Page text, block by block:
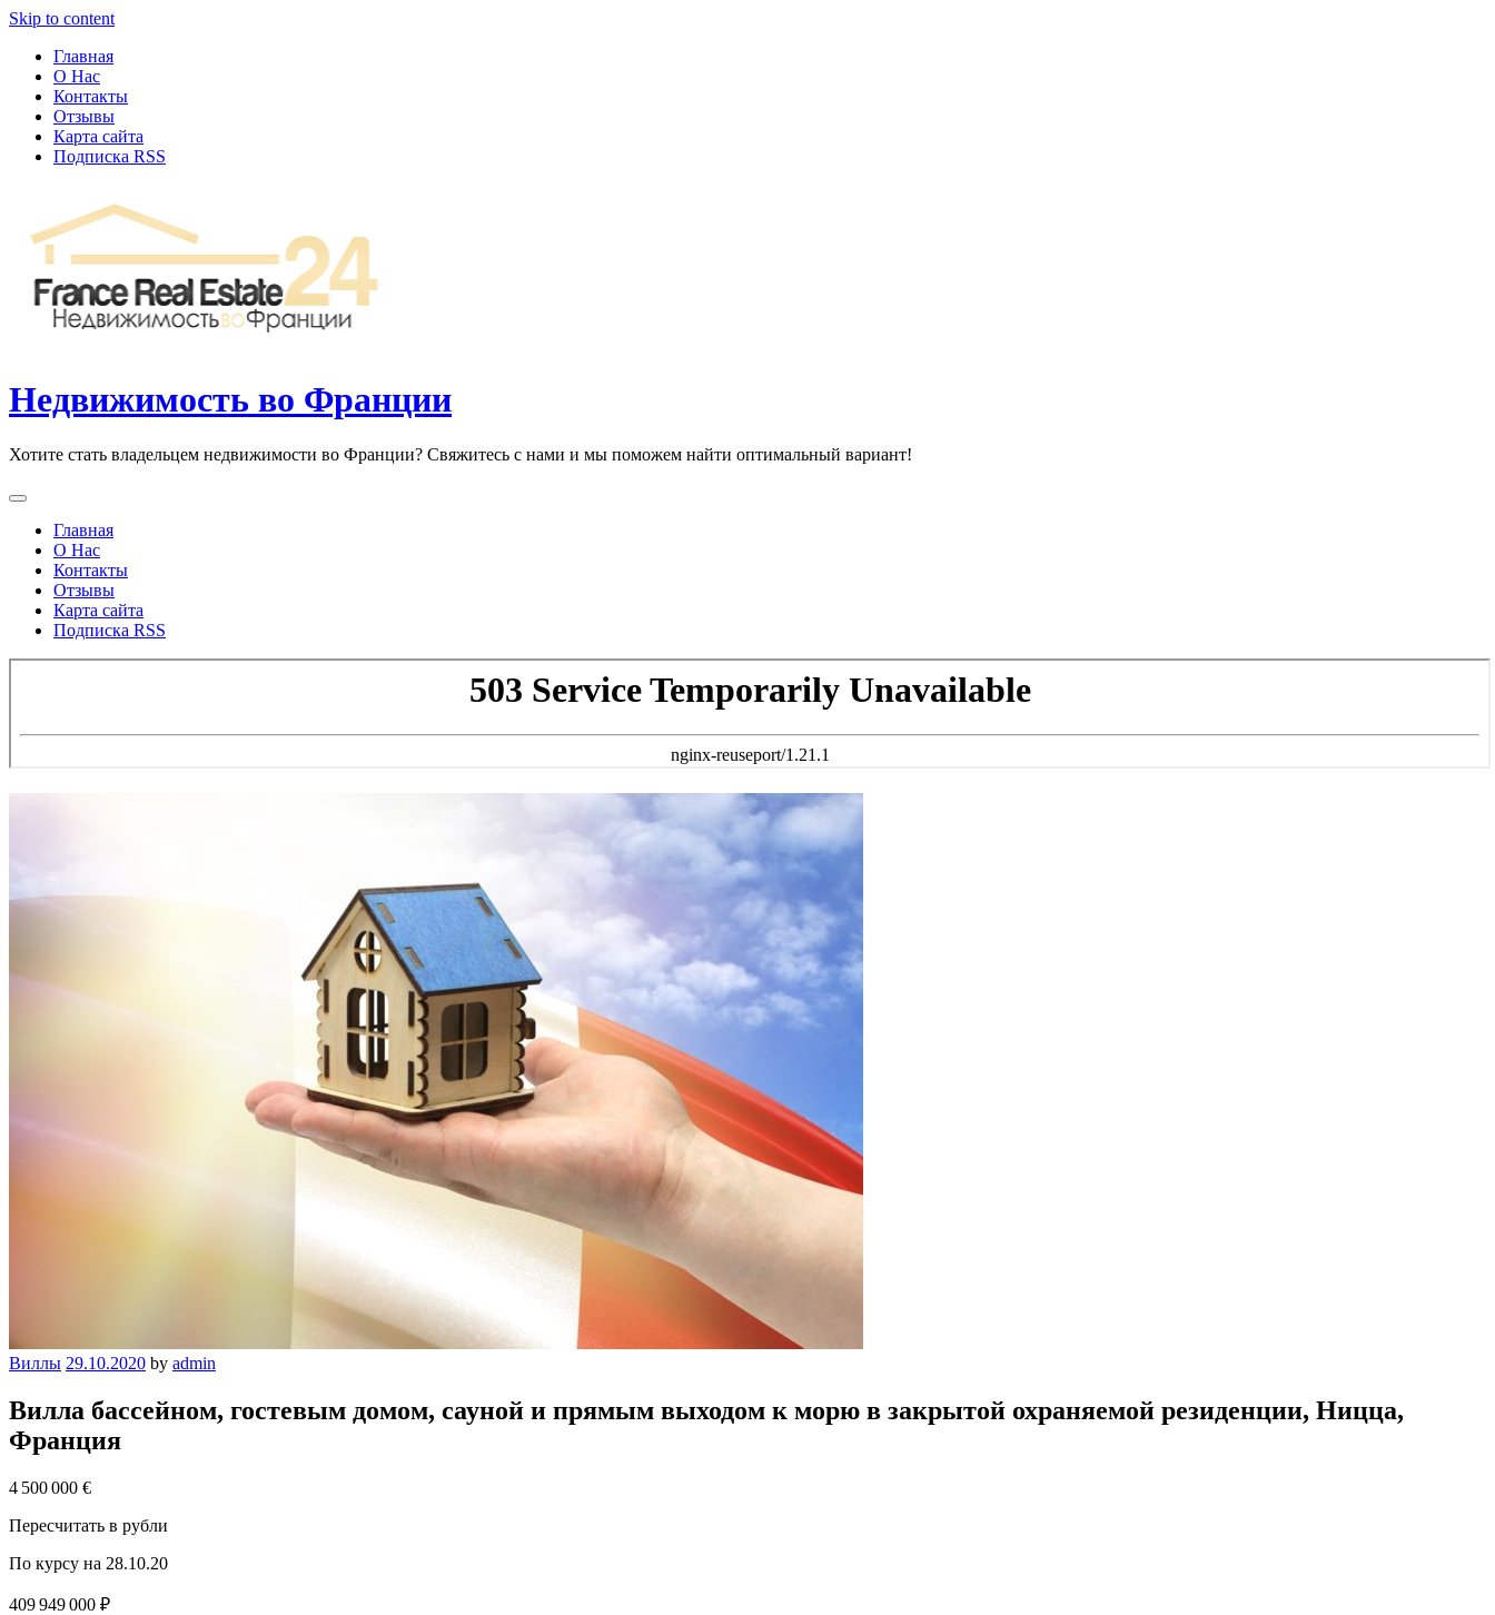
Skip to content
Главная
О Нас
Контакты
Отзывы
Карта сайта
Подписка RSS
Недвижимость во Франции
Хотите стать владельцем недвижимости во Франции? Свяжитесь с нами и мы поможем найти оптимальный вариант!
Главная
О Нас
Контакты
Отзывы
Карта сайта
Подписка RSS
Виллы 29.10.2020 by admin
Вилла бассейном, гостевым домом, сауной и прямым выходом к морю в закрытой охраняемой резиденции, Ницца,
Франция
4 500 000 €
Пересчитать в рубли
По курсу на 28.10.20
409 949 000 ₽